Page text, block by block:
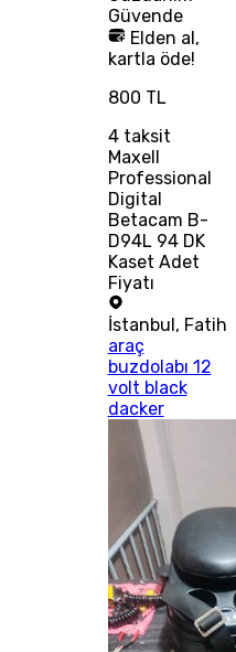
Güvende
Elden al,
kartla öde!
800 TL
4taksit
Maxell
Professional
Digital
Betacam B-
D94L 94 DK
Kaset Adet
Fiyatı
İstanbul , Fatih
araç
buzdolabı 12
volt black
dacker